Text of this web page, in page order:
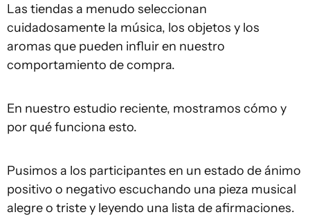
Las tiendas a menudo seleccionan
cuidadosamente la música, los objetos y los
aromas que pueden influir en nuestro
comportamiento de compra.
En nuestro estudio reciente, mostramos cómo y
por qué funciona esto.
Pusimos a los participantes en un estado de ánimo
positivo o negativo escuchando una pieza musical
alegre o triste y leyendo una lista de afirmaciones.